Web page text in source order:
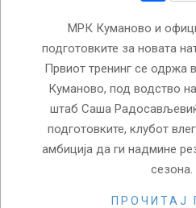
МРК Куманово и
подготовките за новата
Првиот тренинг се одржа
Куманово, под водство
штаб Саша
подготовките, клубот
амбиција да ги надмине
сезона.
ПРОЧИТАЈ